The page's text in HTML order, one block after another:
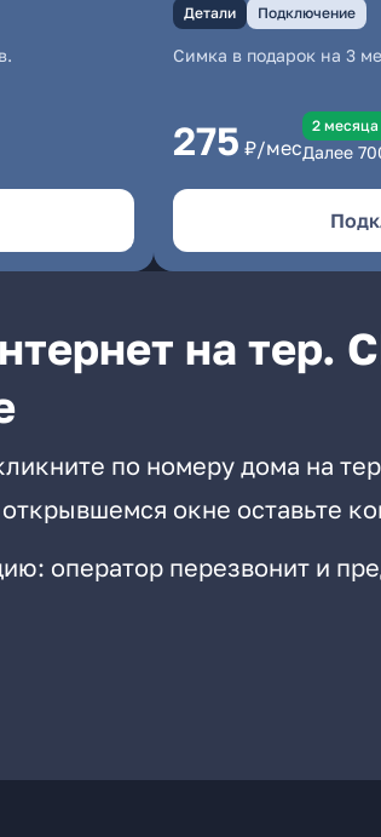
Детали Подключение
Симка в подарок на 3
275 ₽/мес
2
Далее
на тер.
по номеру дома на
окне оставьте
оператор перезвонит и